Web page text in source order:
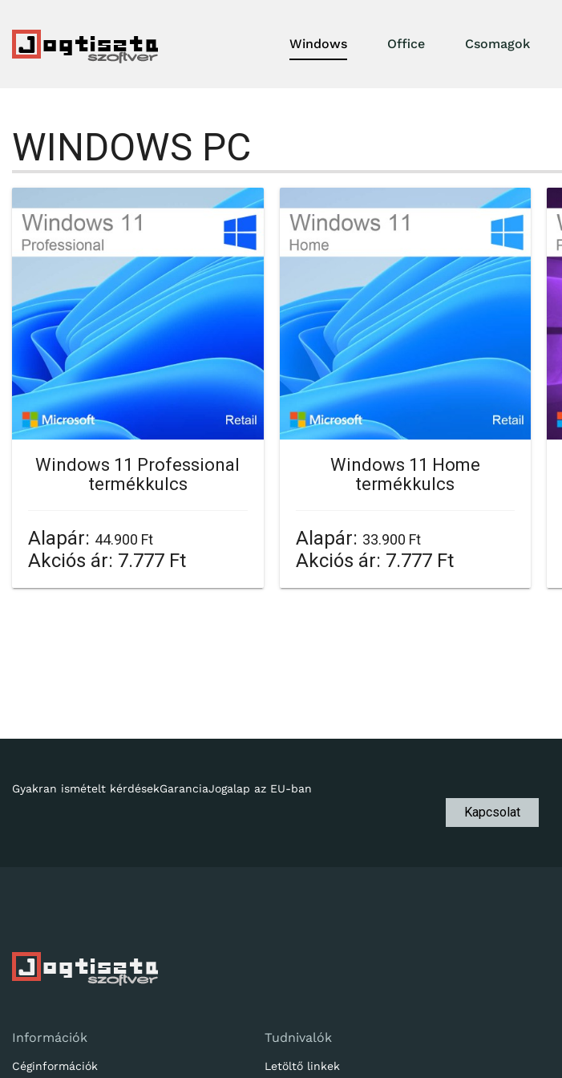
Windows Office Csomagok
WINDOWS PC
Windows 11 Professional
termékkulcs
Alapár: 44.900 Ft
Akciós ár: 7.777 Ft
Windows 11 Home
termékkulcs
Alapár: 33.900 Ft
Akciós ár: 7.777 Ft
Gyakran ismételt kérdésekGaranciaJogalap az EU-ban
Kapcsolat
Információk
Céginformációk
Tudnivalók
Letöltő linkek